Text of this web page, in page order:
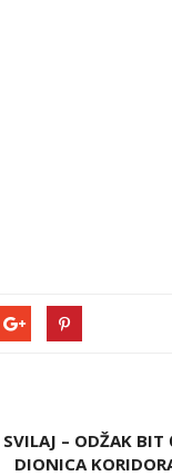
SVILAJ – ODŽAK BIT
DIONICA